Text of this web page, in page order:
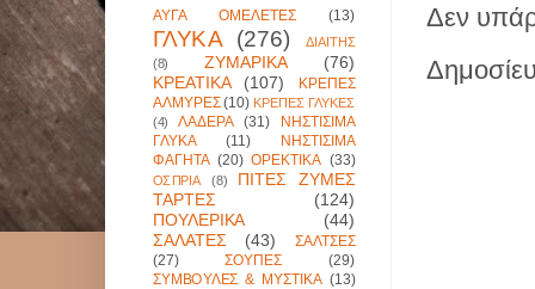
Δεν
ΑΥΓΑ ΟΜΕΛΕΤΕΣ (13)
ΓΛΥΚΑ (276)
ΔΙΑΙΤΗΣ
(8)
ΖΥΜΑΡΙΚΑ
(76)
ΚΡΕΑΤΙΚΑ
(107)
ΚΡΕΠΕΣ
ΑΛΜΥΡΕΣ (10) ΚΡΕΠΕΣ ΓΛΥΚΕΣ
(4)
ΛΑΔΕΡΑ (31)
ΝΗΣΤΙΣΙΜΑ
ΓΛΥΚΑ
(11)
ΝΗΣΤΙΣΙΜΑ
ΦΑΓΗΤΑ (20) ΟΡΕΚΤΙΚΑ (33)
ΟΣΠΡΙΑ (8)
ΠΙΤΕΣ ΖΥΜΕΣ
ΤΑΡΤΕΣ
(124)
ΠΟΥΛΕΡΙΚΑ
(44)
ΣΑΛΑΤΕΣ
(43)
ΣΑΛΤΣΕΣ
(27)
ΣΟΥΠΕΣ
(29)
ΣΥΜΒΟΥΛΕΣ & ΜΥΣΤΙΚΑ (13)